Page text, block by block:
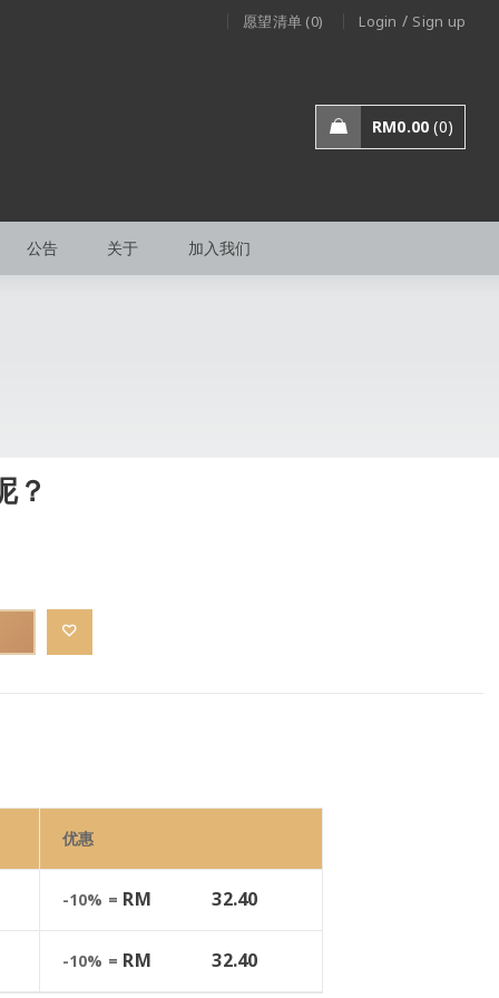
愿望清单 (0) Login / Sign up
RM0.00 0
公告 关于 加入我们
？
优惠
-10% = RM 32.40
-10% = RM 32.40